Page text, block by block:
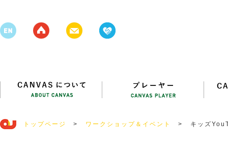
トップページ > ワークショップ＆イベント > キッズ